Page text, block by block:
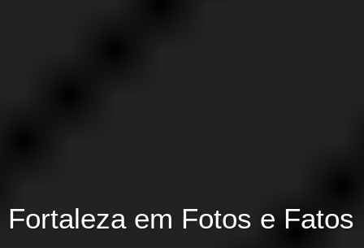
Fortaleza em Fotos e Fatos